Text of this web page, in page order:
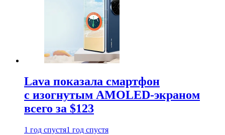
Lava показала смартфон
с изогнутым AMOLED-экраном
всего за $123
1 год спустя1 год спустя